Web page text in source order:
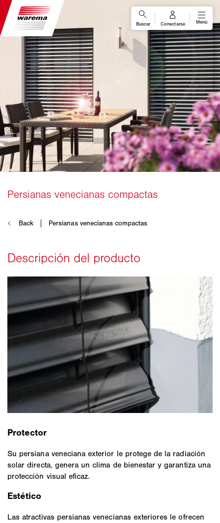
Protector
Su persiana veneciana exterior le protege de la radiación
solar directa, genera un clima de bienestar y garantiza una
protección visual eficaz.
Estético
Las atractivas persianas venecianas exteriores le ofrecen